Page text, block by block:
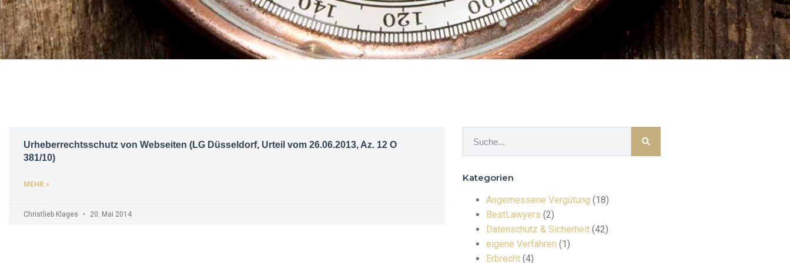
Urheberrechtsschutz von Webseiten (LG Düsseldorf, Urteil vom 26.06.2013, Az. 12 O
381/10)
MEHR »
Christlieb Klages 20. Mai 2014
Kategorien
Angemessene Vergütung (18)
BestLawyers (2)
Datenschutz & Sicherheit(42)
eigene Verfahren (1)
Erbrecht(4)